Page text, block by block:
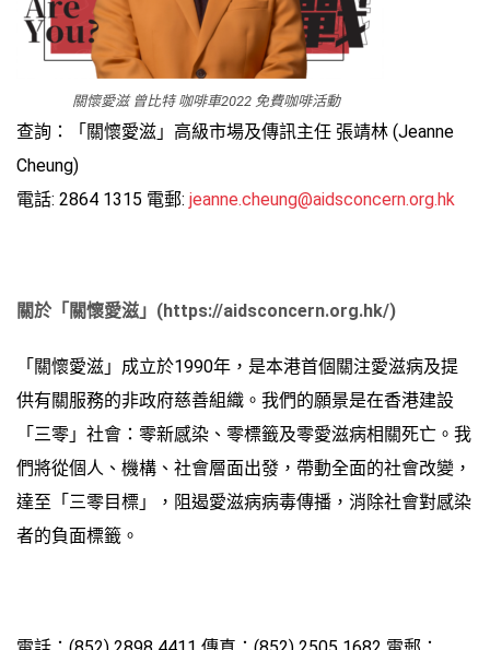
關懷愛滋 曾比特 咖啡車2022 免費咖啡活動
查詢：「關懷愛滋」高級市場及傳訊主任 張靖林 (Jeanne
Cheung)
電話: 2864 1315 電郵: jeanne.cheung@aidsconcern.org.hk
關於「關懷愛滋」(https://aidsconcern.org.hk/)
「關懷愛滋」成立於1990年，是本港首個關注愛滋病及提
供有關服務的非政府慈善組織。我們的願景是在香港建設
「三零」社會：零新感染、零標籤及零愛滋病相關死亡。我
們將從個人、機構、社會層面出發，帶動全面的社會改變，
達至「三零目標」，阻遏愛滋病病毒傳播，消除社會對感染
者的負面標籤。